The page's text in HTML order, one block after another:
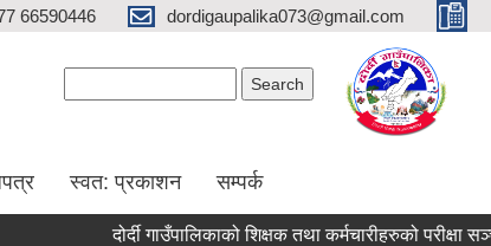
66590446 dordigaupalika073@gmail.com
स्वत: प्रकाशन सम्पर्क
दोर्दी गाउँपालिकाको शिक्षक तथा कर्मचारीहरुको परीक्षा